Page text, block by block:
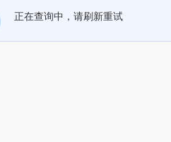
正在查询中，请刷新重试